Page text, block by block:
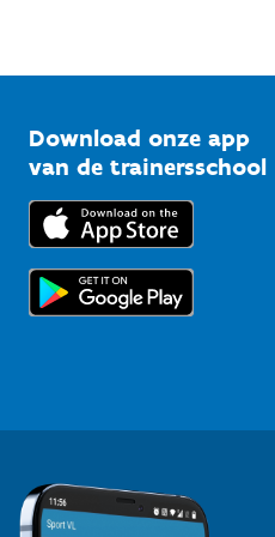
Bedrijven
Trainers en begeleiders
Topsporters
Vlaamse Trainersschool
Kennisplatform
Downloads
Voor de pers
Download onze app
van de trainersschool